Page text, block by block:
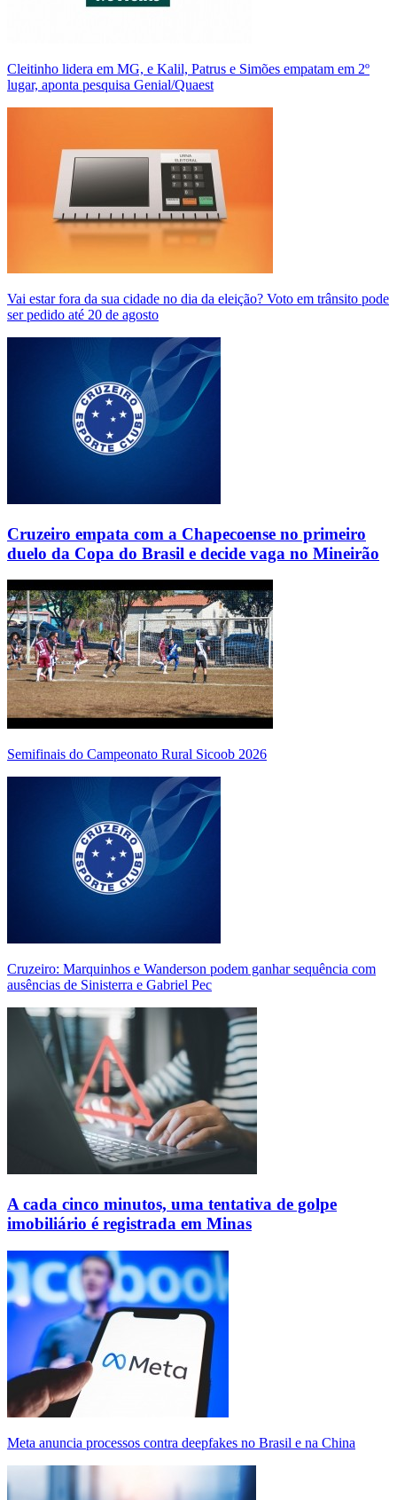
Cleitinho lidera em MG, e Kalil, Patrus e Simões empatam em 2º
lugar, aponta pesquisa Genial/Quaest
Vai estar fora da sua cidade no dia da eleição? Voto em trânsito pode
ser pedido até 20 de agosto
Cruzeiro empata com a Chapecoense no primeiro
duelo da Copa do Brasil e decide vaga no Mineirão
Semifinais do Campeonato Rural Sicoob 2026
Cruzeiro: Marquinhos e Wanderson podem ganhar sequência com
ausências de Sinisterra e Gabriel Pec
A cada cinco minutos, uma tentativa de golpe
imobiliário é registrada em Minas
Meta anuncia processos contra deepfakes no Brasil e na China